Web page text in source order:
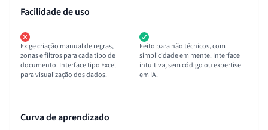
Facilidade de uso
Exige criação manual de regras,
zonas e filtros para cada tipo de
documento. Interface tipo Excel
para visualização dos dados.
Feito para não técnicos, com
simplicidade em mente. Interface
intuitiva, sem código ou expertise
em IA.
Curva de aprendizado